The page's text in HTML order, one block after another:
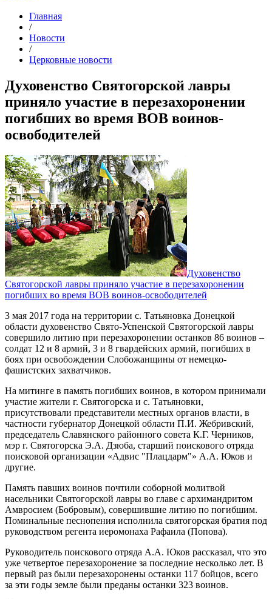
Главная
/
Новости
/
Церковные новости
Духовенство Святогорской лавры
приняло участие в перезахоронении
погибших во время ВОВ воинов-
освободителей
Духовенство
Святогорской лавры приняло участие в перезахоронении
погибших во время ВОВ воинов-освободителей
3 мая 2017 года на территории с. Татьяновка Донецкой
области духовенство Свято-Успенской Святогорской лавры
совершило литию при перезахоронении останков 86 воинов –
солдат 12 и 8 армий, 3 и 8 гвардейских армий, погибших в
боях при освобождении Слобожанщины от немецко-
фашистских захватчиков.
На митинге в память погибших воинов, в котором принимали
участие жители г. Святогорска и с. Татьяновки,
присутствовали представители местных органов власти, в
частности губернатор Донецкой области П.И. Жебривский,
председатель Славянского районного совета К.Г. Черников,
мэр г. Святогорска Э.А. Дзюба, старший поискового отряда
поисковой организации «Адвис "Плацдарм"» А.А. Юков и
другие.
Память павших воинов почтили соборной молитвой
насельники Святогорской лавры во главе с архимандритом
Амвросием (Бобровым), совершившие литию по погибшим.
Поминальные песнопения исполнила святогорская братия под
руководством регента иеромонаха Рафаила (Попова).
Руководитель поискового отряда А.А. Юков рассказал, что это
уже четвертое перезахоронение за последние несколько лет. В
первый раз были перезахоронены останки 117 бойцов, всего
за эти годы земле были преданы останки 323 воинов.